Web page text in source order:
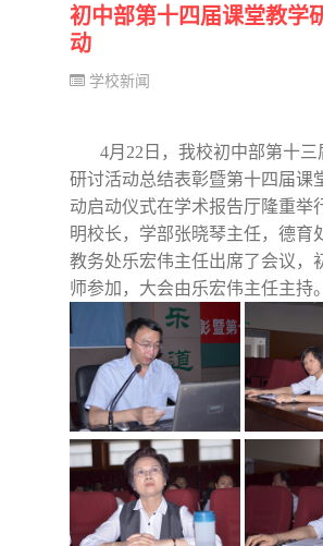
初中部第十四届课堂教学
动
学校新闻
4月 22 日 ，我校初中部第十三
研讨活动总结表彰暨第十四届课
动启动仪式在学术报告厅隆重举
明校长，学部张晓琴主任，德育
教务处乐宏伟主任出席了会议，
师参加，大会由乐宏伟主任主持。